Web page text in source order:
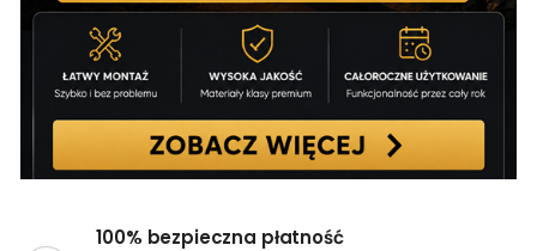
100% bezpieczna płatność